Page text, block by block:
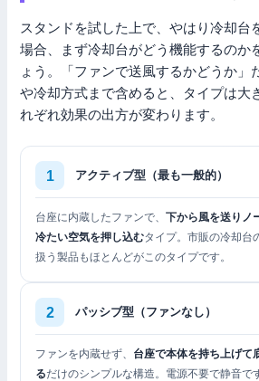
スタンドを試した上で、やはり冷却台
場合、まず冷却台がどう機能するのか
ょう。「ファンで送風するかどうか」
や冷却方式まで含めると、タイプは大
れぞれ効果の出方が変わります。
アクティブ型（最も一般的）
台座に内蔵したファンで、下から風を送りノ
冷たい空気を押し込むタイプ。市販の冷却台
扱う製品もほとんどがこのタイプです。
パッシブ型（ファンなし）
ファンを内蔵せず、 台座で本体を持ち上げて
るだけのシンプルな構造。電源不要で静音で